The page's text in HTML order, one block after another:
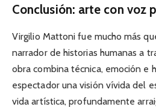
Conclusión: arte con voz
Virgilio Mattoni fue mucho más
narrador de historias humanas a
obra combina técnica, emoción e
espectador una visión vívida del
vida artística, profundamente